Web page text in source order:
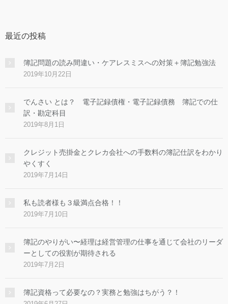
最近の投稿
簿記問題の読み間違い・ケアレスミスへの対策＋簿記勉強法
2019年10月22日
でんさい とは？ 電子記録債権・電子記録債務 簿記での仕
訳・勘定科目
2019年8月1日
クレジット売掛金とクレカ会社への手数料の簿記仕訳をわかり
やくすく
2019年7月14日
私も読者様も３級満点合格！！
2019年7月10日
簿記のやりがい〜経理は経営管理の仕事を通じて会社のリーダ
ーとしての役割が期待される
2019年7月2日
簿記資格って必要なの？実務と勉強はちがう？！